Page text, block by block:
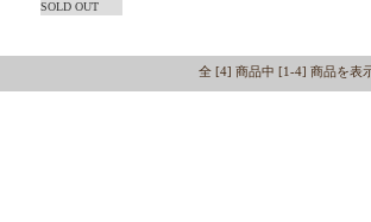
SOLD OUT
全 [4] 商品中 [1-4] 商品を表